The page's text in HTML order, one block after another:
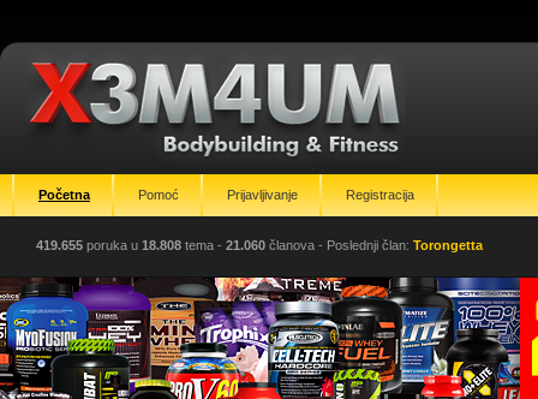
Početna Pomoć Prijavljivanje Registracija
419.655 poruka u 18.808 tema - 21.060 članova - Poslednji član: Torongetta